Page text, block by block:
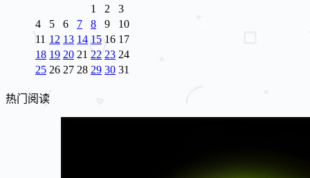
1 2
3
4
5 6 7 8 9
10
11 12 13 14 15 16 17
18 19 20 21 22 23 24
25 26 27 28 29 30 31
热门阅读